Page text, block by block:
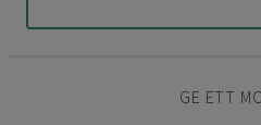
GE ETT